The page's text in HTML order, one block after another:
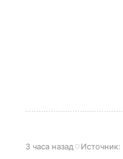
3 часа назад Источник: